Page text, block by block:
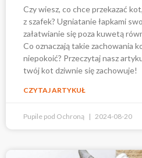
Czy wiesz, co chce przekazać
z szafek? Ugniatanie łapkami
załatwianie się poza kuwetą
Co oznaczają takie zachowania
niepokoić? Przeczytaj nasz
twój kot dziwnie się zachowuje!
CZYTAJ ARTYKUŁ
Pupile pod Ochroną 2024-08-20